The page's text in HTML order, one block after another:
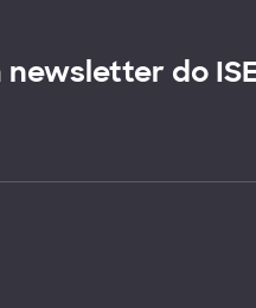
newsletter do